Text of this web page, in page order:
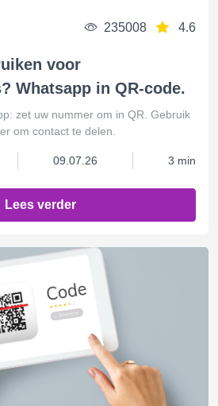
235008 4.6
voor
Whatsapp in QR-code.
zet uw nummer om in QR. Gebruik
om contact te delen.
09.07.26 3 min
Lees verder